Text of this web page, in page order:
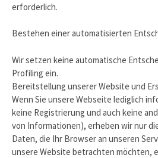
erforderlich.
Bestehen einer automatisierten
Wir setzen keine automatische
Profiling ein.
Bereitstellung unserer Website und
Wenn Sie unsere Webseite lediglich
keine Registrierung und auch keine
von Informationen), erheben wir nur
Daten, die Ihr Browser an unseren
unsere Website betrachten möchten,